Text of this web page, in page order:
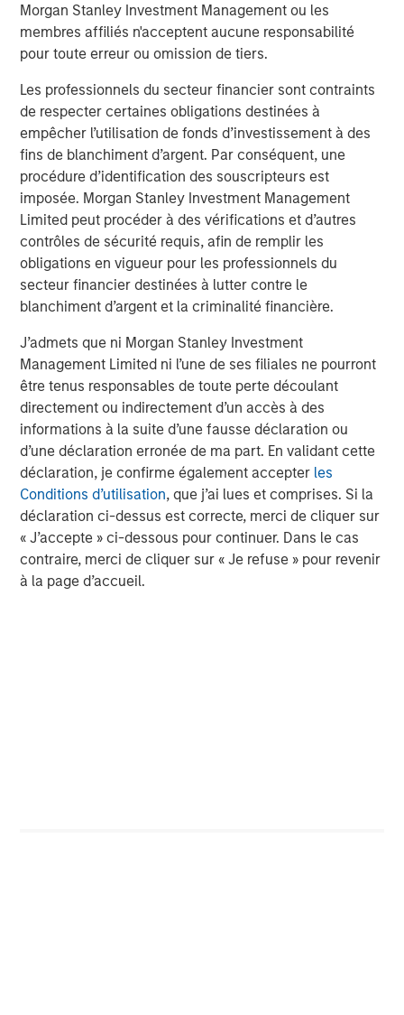
Morgan Stanley Investment Management ou les
membres affiliés n'acceptent aucune responsabilité
pour toute erreur ou omission de tiers.
Les professionnels du secteur financier sont contraints
de respecter certaines obligations destinées à
empêcher l’utilisation de fonds d’investissement à des
fins de blanchiment d’argent. Par conséquent, une
procédure d’identification des souscripteurs est
imposée. Morgan Stanley Investment Management
Limited peut procéder à des vérifications et d’autres
contrôles de sécurité requis, afin de remplir les
obligations en vigueur pour les professionnels du
secteur financier destinées à lutter contre le
blanchiment d’argent et la criminalité financière.
J’admets que ni Morgan Stanley Investment
Management Limited ni l’une de ses filiales ne pourront
être tenus responsables de toute perte découlant
directement ou indirectement d’un accès à des
informations à la suite d’une fausse déclaration ou
d’une déclaration erronée de ma part. En validant cette
déclaration, je confirme également accepter les
Conditions d’utilisation, que j’ai lues et comprises. Si la
déclaration ci-dessus est correcte, merci de cliquer sur
« J’accepte » ci-dessous pour continuer. Dans le cas
contraire, merci de cliquer sur « Je refuse » pour revenir
à la page d’accueil.
before a marathon. Yet once a model is trained, the
additional power needed to run it — and deliver inference
— can often be far smaller (the hours on the big day). It is
and training cycles stabilize, total power demand may
grow much more slowly than early projections assume.
Indeed, a world-leading AI computing company
announced recently that their chips between 2016 and
2025 will have become 10,000x more energy efficient. A
continuation of that is unlikely, but to put it in perspective,
if cars improved at the same rate they’d be producing
280,000 miles per gallon.
Elsewhere, innovation is already driving measurable
improvements, especially in areas such as cooling which
is a significant power issue for data centres. Historically,
per single unit of server energy used, data centres
needed 1.5x that in cooling power. However, between
2007 and 2024 that figure fell to 0.6x and now some data
centres are achieving 0.1x or below .
3. Can AI decrease energy usage?
Bill Gates claims that AI could reduce global energy
demand due to the efficiencies it unlocks in the 98% of
energy use cases that occur outside of data centres. As
an example, a building energy management system in
Kansas cut energy usage by 16%, generating a two year
payback on the investment